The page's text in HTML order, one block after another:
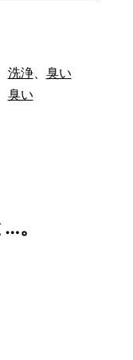
洗浄、 臭い
臭い
。